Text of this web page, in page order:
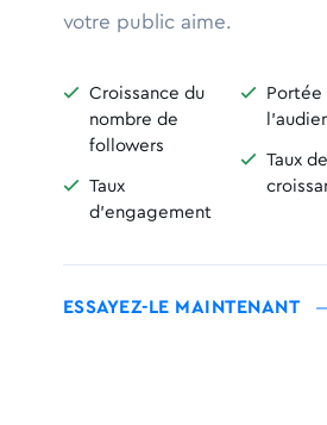
votre public aime.

Croissance du
nombre de
followers

Taux
d'engagement

Portée

Taux de
ESSAYEZ-LE MAINTENANT